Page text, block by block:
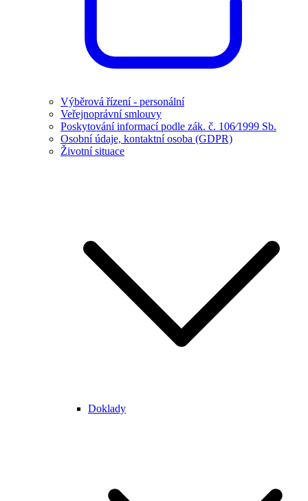
Výběrová řízení - personální
Veřejnoprávní smlouvy
Poskytování informací podle zák. č. 106⁄1999 Sb.
Osobní údaje, kontaktní osoba (GDPR)
Životní situace
Doklady